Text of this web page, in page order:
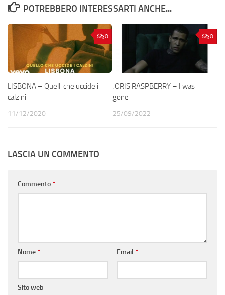
POTREBBERO INTERESSARTI ANCHE...
0
LISBONA – Quelli che uccide i
calzini
11/12/2020
0
JORIS RASPBERRY – I was
gone
25/09/2022
LASCIA UN COMMENTO
Commento*
Nome* Email *
Sito web